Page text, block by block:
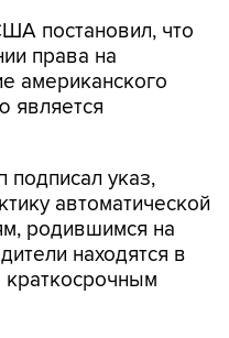
постановил, что
права на
американского
является
подписал указ,
автоматической
родившимся на
находятся в
краткосрочным